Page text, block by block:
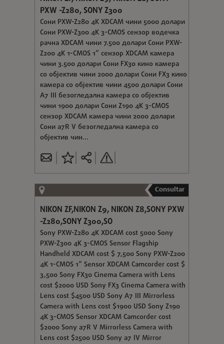
PXW -Z280, SONY Z300
Сони PXW-Z280 4K XDCAM чини 5000 долари
Сони PXW-Z300 4K 3-CMOS сензор водечка
рачна XDCAM чини 7.500 долари Сони PXW-
Z200 4K 1-CMOS 1” сензор XDCAM камера
чини 3.500 долари Сони FX30 кино камера
со објектив чини 2000 долари Сони FX3 кино
камера со објектив чини 4500 долари Сони
A7 III безогледална камера со објектив
чини 1900 долари Сони Z190 4K 3-CMOS
сензор XDCAM камера чини 2000 долари
Сони a7R V безогледална камера со
објектив чин...
Consultar
NIKON ZF,NIKON Z9, NIKON Z8,SONY PXW
-Z280,SONY Z300,SO
Sony PXW-Z280 4K XDCAM cost 5000 Sony
PXW-Z300 4K 3-CMOS Sensor Flagship
Handheld XDCAM cost $ 7,500 Sony PXW-Z200
4K 1-CMOS 1” Sensor XDCAM Camcorder cost $
3,500 Sony FX30 Cinema Camera with Lens
cost $2000 USD Sony FX3 Cinema Camera with
Lens cost $4500 USD Sony A7 III Mirrorless
Camera with Lens cost $1900 USD Sony Z190
4K 3-CMOS Sensor XDCAM Camcorder cost
$2000 Sony a7R V Mirrorless Camera with
Lens cost $2500 USD Sony a7 IV Mirror